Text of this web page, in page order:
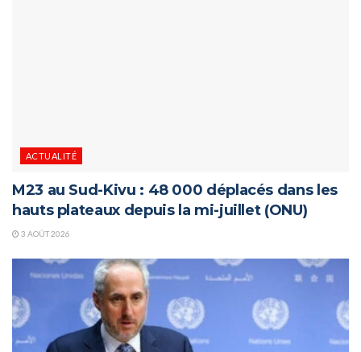
ACTUALITÉ
M23 au Sud-Kivu : 48 000 déplacés dans les
hauts plateaux depuis la mi-juillet (ONU)
3 AOÛT 2026